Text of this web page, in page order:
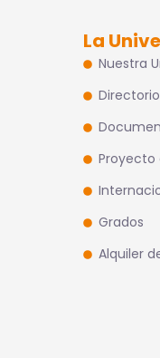
La
Nuestra
Proyecto
Grados
Alquiler